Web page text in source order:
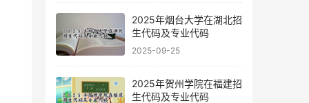
2025年烟台大学在湖北招
生代码及专业代码
2025-09-25
2025年贺州学院在福建招
生代码及专业代码